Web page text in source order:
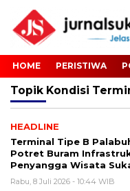
HOME PERISTIWA
Topik Kondisi
HEADLINE
Terminal Tipe B
Potret Buram
Penyangga Wisata
Rabu, 8 Juli 2026 - 10:44 WIB